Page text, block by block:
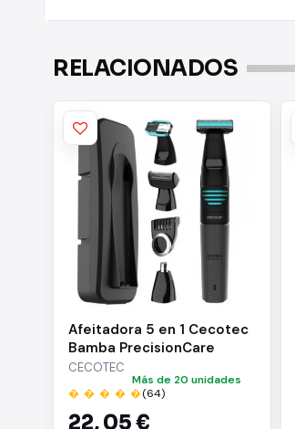
RELACIONADOS
Afeitadora 5 en 1 Cecotec
Bamba PrecisionCare
Extreme/ con Batería/ 5
Accesorios
CECOTEC
� � � � �(64)
22,05 €
Más de 20 unidades